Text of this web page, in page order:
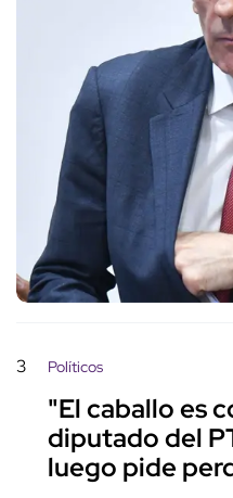
3 Políticos
"El caballo es
diputado del
luego pide